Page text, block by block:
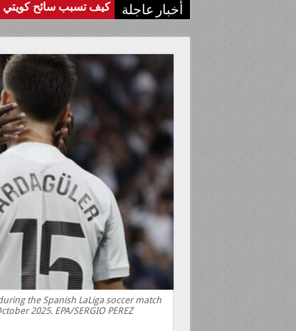
أخبار عاجلة كيف تسبب سائح كويتي
the Spanish LaLiga soccer match
2025. EPA/SERGIO PEREZ